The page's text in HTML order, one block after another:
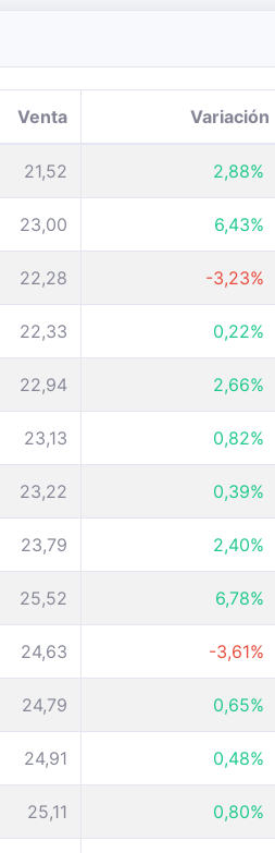
Venta Variación
21,52 2,88%
23,00 6,43%
22,28 -3,23%
22,33 0,22%
22,94 2,66%
23,13 0,82%
23,22 0,39%
23,79 2,40%
25,52 6,78%
24,63 -3,61%
24,79 0,65%
24,91 0,48%
25,11 0,80%